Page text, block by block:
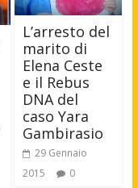
L’arresto del
marito di
Elena Ceste
e il Rebus
DNA del
caso Yara
Gambirasio
29 Gennaio
2015
0